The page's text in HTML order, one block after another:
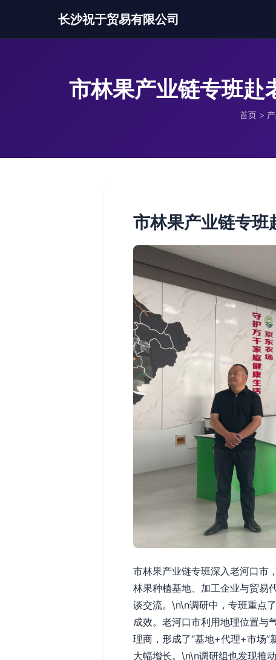
长沙祝于贸易有限公司
市林果产业链专班赴
首页 >
市林果产业链专班
市林果产业链专班深入老河口市
林果种植基地、加工企业与贸易
谈交流。\n\n调研中，专班重点
成效。老河口市利用地理位置与
理商，形成了“基地+代理+市场
大幅增长。\n\n调研组也发现推